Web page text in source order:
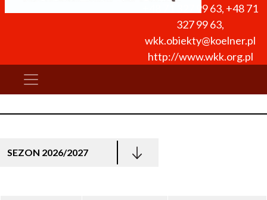
+48 71 327 99 63, +48 71
327 99 63,
wkk.obiekty@koelner.pl
http://www.wkk.org.pl
SEZON 2026/2027